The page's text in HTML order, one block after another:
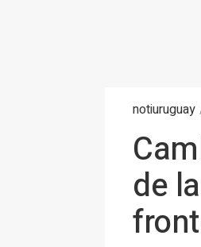
notiuruguay
de